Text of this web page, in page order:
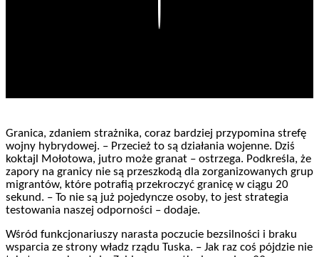
Granica, zdaniem strażnika, coraz bardziej przypomina strefę
wojny hybrydowej. – Przecież to są działania wojenne. Dziś
koktajl Mołotowa, jutro może granat – ostrzega. Podkreśla, że
zapory na granicy nie są przeszkodą dla zorganizowanych grup
migrantów, które potrafią przekroczyć granicę w ciągu 20
sekund. – To nie są już pojedyncze osoby, to jest strategia
testowania naszej odporności – dodaje.
Wśród funkcjonariuszy narasta poczucie bezsilności i braku
wsparcia ze strony władz rządu Tuska. – Jak raz coś pójdzie nie